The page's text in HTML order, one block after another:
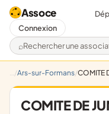
Assoce
Rechercher une
Connexion
Ars-sur-Formans COMITE
COMITE DE